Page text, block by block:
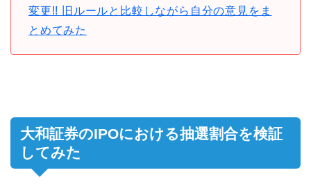
変更!! 旧ルールと比較しながら自分の意見をま
とめてみた
大和証券のIPOにおける抽選割合を検証
してみた